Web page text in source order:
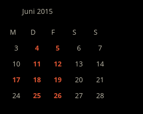
Juni 2015
M D F S
S
3 4 5 6
7
10 11 12 13
14
17 18 19 20
21
24 25 26 27
28